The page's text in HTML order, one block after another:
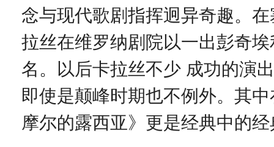
念与现代歌剧指挥迥异奇趣。
拉丝在维罗纳剧院以一出彭奇
名。以后卡拉丝不少 成功的演
即使是颠峰时期也不例外。其
摩尔的露西亚》更是经典中的